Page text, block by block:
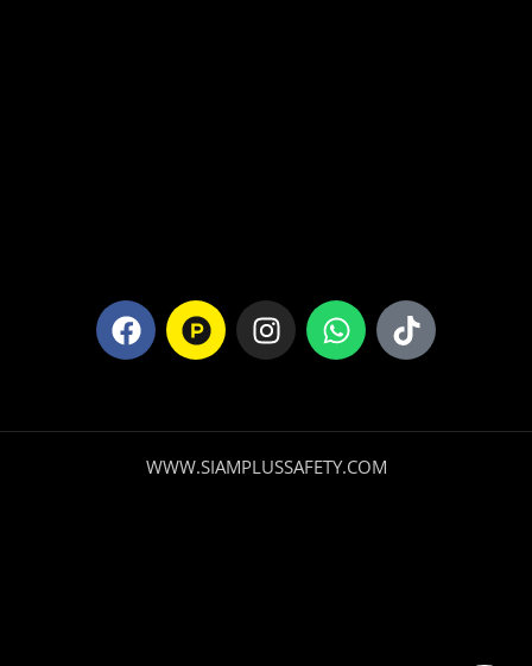
WWW.SIAMPLUSSAFETY.COM